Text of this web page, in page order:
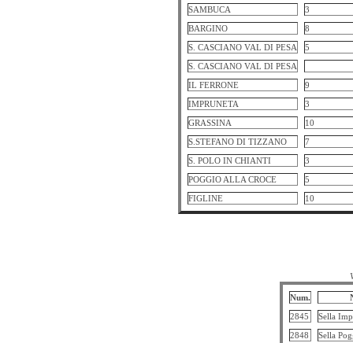
SAMBUCA
3
BARGINO
8
S. CASCIANO VAL DI PESA
5
S. CASCIANO VAL DI PESA
IL FERRONE
9
IMPRUNETA
3
GRASSINA
10
S.STEFANO DI TIZZANO
7
S. POLO IN CHIANTI
3
POGGIO ALLA CROCE
5
FIGLINE
10
Num.
2845
Sella
2848
Sella